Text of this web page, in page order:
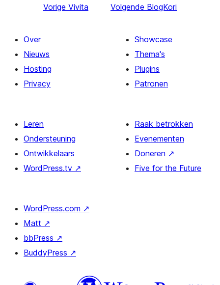
Vorige Vivita Volgende BlogKori
Over
Nieuws
Hosting
Privacy
Showcase
Thema's
Plugins
Patronen
Leren
Ondersteuning
Ontwikkelaars
WordPress.tv ↗
Raak betrokken
Evenementen
Doneren ↗
Five for the Future
WordPress.com ↗
Matt ↗
bbPress ↗
BuddyPress ↗